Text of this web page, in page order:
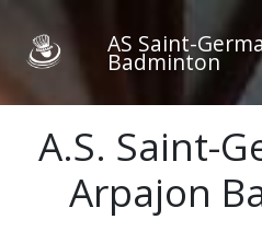
contenu
AS Saint-
Badminton
A.S. Saint-
Arpajon